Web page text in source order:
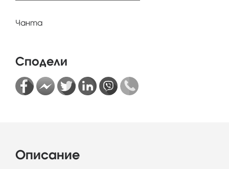
Чанта
Сподели
Описание